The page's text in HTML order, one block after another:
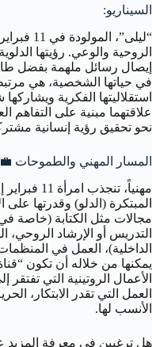
السيناريو:
“ليلى”،
الروحية والوعي. رؤيتها
في حياتها الشخصية، هي
استقلاليتها الفكرية
علاقتهما مبنية على التفاهم
نحو تحقيق رؤية إنسانية
المسار المهني والطموحات 💼
مهنياً،
مجالات مثل الكتابة (خاصة
التدريس أو الإرشاد الروحي،
الداخلية)، العمل في
يمكنها من خلاله أن تكون
الأعمال الروتينية التي تفتقر
العمل التي تقدر الابتكار،
الأنسب لها.
هل ترغبين في معرفة المزيد